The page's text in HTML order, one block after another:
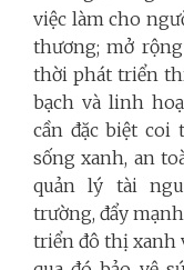
việc làm cho
thương; mở
thời phát triển
bạch và linh
cần đặc biệt coi
sống xanh, an
quản lý tài
trường, đẩy
triển đô thị xanh